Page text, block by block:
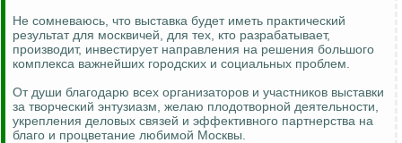
Не сомневаюсь, что выставка будет иметь практический
результат для москвичей, для тех, кто разрабатывает,
производит, инвестирует направления на решения большого
комплекса важнейших городских и социальных проблем.
От души благодарю всех организаторов и участников выставки
за творческий энтузиазм, желаю плодотворной деятельности,
укрепления деловых связей и эффективного партнерства на
благо и процветание любимой Москвы.